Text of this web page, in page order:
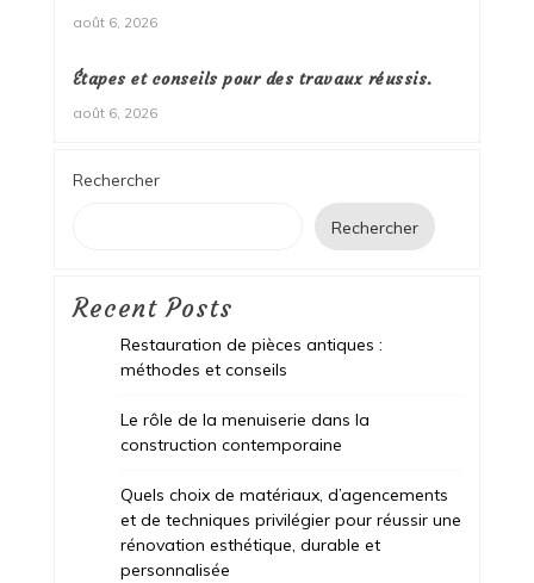
août 6, 2026
Étapes et conseils pour des travaux réussis.
août 6, 2026
Rechercher
Rechercher
Recent Posts
Restauration de pièces antiques :
méthodes et conseils
Le rôle de la menuiserie dans la
construction contemporaine
Quels choix de matériaux, d’agencements
et de techniques privilégier pour réussir une
rénovation esthétique, durable et
personnalisée